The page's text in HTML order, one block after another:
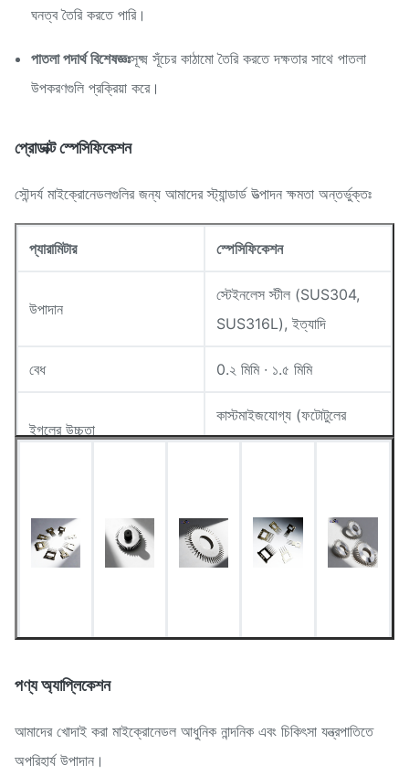
ঘনত্ব তৈরি করতে পারি।
পাতলা পদার্থ বিশেষজ্ঞঃসূক্ষ্ম সূঁচের কাঠামো তৈরি করতে দক্ষতার সাথে পাতলা
উপকরণগুলি প্রক্রিয়া করে।
প্রোডাক্ট স্পেসিফিকেশন
সৌন্দর্য মাইক্রোনেডলগুলির জন্য আমাদের স্ট্যান্ডার্ড উত্পাদন ক্ষমতা অন্তর্ভুক্তঃ
প্যারামিটার স্পেসিফিকেশন
উপাদান
স্টেইনলেস স্টীল (SUS304,
SUS316L), ইত্যাদি
বেধ 0.২ মিমি ∙ ১.৫ মিমি
ইগলের উচ্চতা
কাস্টমাইজযোগ্য (ফটোটুলের
মাধ্যমে ডিজাইন করা হয়েছে)
ন্যূনতম লাইন প্রস্থ 0.015 মিমি
পৃষ্ঠের অবস্থা
পণ্য অ্যাপ্লিকেশন
আমাদের খোদাই করা মাইক্রোনেডল আধুনিক নান্দনিক এবং চিকিৎসা যন্ত্রপাতিতে
অপরিহার্য উপাদান।